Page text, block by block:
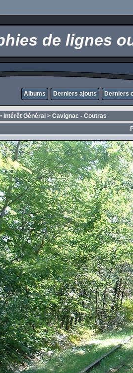
de lignes
Albums Derniers ajouts Derniers
Intérêt Général > Cavignac - Coutras